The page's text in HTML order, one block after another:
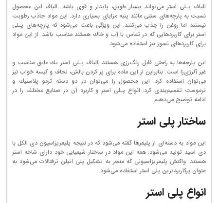
الیاف‌ پـلی استر می‌تواند بسیار طویل، پایدار و قوی باشد. الیاف این محصول
نسبت به پارچه‌های سنتی مانند پنبه مزایای بسیاری دارد. این مواد جاذب رطوبت
نیستند اما روغن را جذب می‌كنند. این ویژگی باعث می‌شود كه پارچه‌های پـلی
استر برای كاربردهایی كه در تماس با آب و خاك هستند مناسب باشد. از این مواد
برای كاربردهای نسوز نیز استفاده می‌شود.
این پارچه‌ها به راحتی قابل رنگ‌رزی هستند. الیاف پـلی استر یك عایق مناسب و
غیر آلرژی‌زا است. بنابراین از این ماده برای پر كردن بالش، لحاف و كیسه خواب نیز
می‌توان استفاده كرد. این محصول را می‌توان در دو دسته ترمو پلاستیك و
ترموست تقسیم‌بندی كرد. انواع پـلی استر و كاربرد آن در صنایع مختلف را در
ادامه توضیح می‌دهیم.
ساختار پلی استر
این مواد به دسته‌ای از پلیمرها گفته می‌شود كه در نتیجه پلیمریزاسیون دی الكل با
دی اسید تولید می‌شود. همه این مواد در ساختار شیمیایی خود دارای شاخه استر
هستند. واكنش پلیمریزاسیونی كه منجر به تشكیل پلی اتیلن ترفتالات می‌شود به
عنوان پركاربردترین پلی استر استفاده می‌شود.
انواع پلی استر